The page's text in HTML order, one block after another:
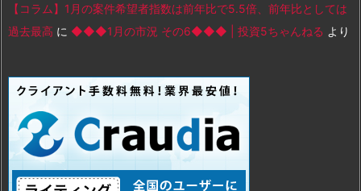
【コラム】1月の案件希望者指数は前年比で5.5倍、前年比としては
過去最高 に ◆◆◆1月の市況 その6◆◆◆ | 投資5ちゃんねる より